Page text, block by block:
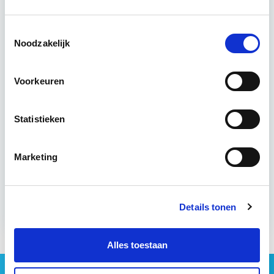
Noodzakelijk
Voorkeuren
Statistieken
Marketing
Details tonen
Alles toestaan
Eerstvolgende startdatum
Meer informatie